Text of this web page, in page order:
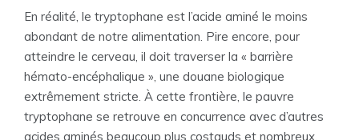
En réalité, le tryptophane est l’acide aminé le moins
abondant de notre alimentation. Pire encore, pour
atteindre le cerveau, il doit traverser la « barrière
hémato-encéphalique », une douane biologique
extrêmement stricte. À cette frontière, le pauvre
tryptophane se retrouve en concurrence avec d’autres
acides aminés beaucoup plus costauds et nombreux.